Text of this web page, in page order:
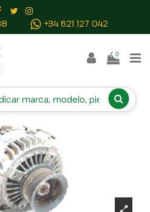
+34 621 127 042
0
2706028090